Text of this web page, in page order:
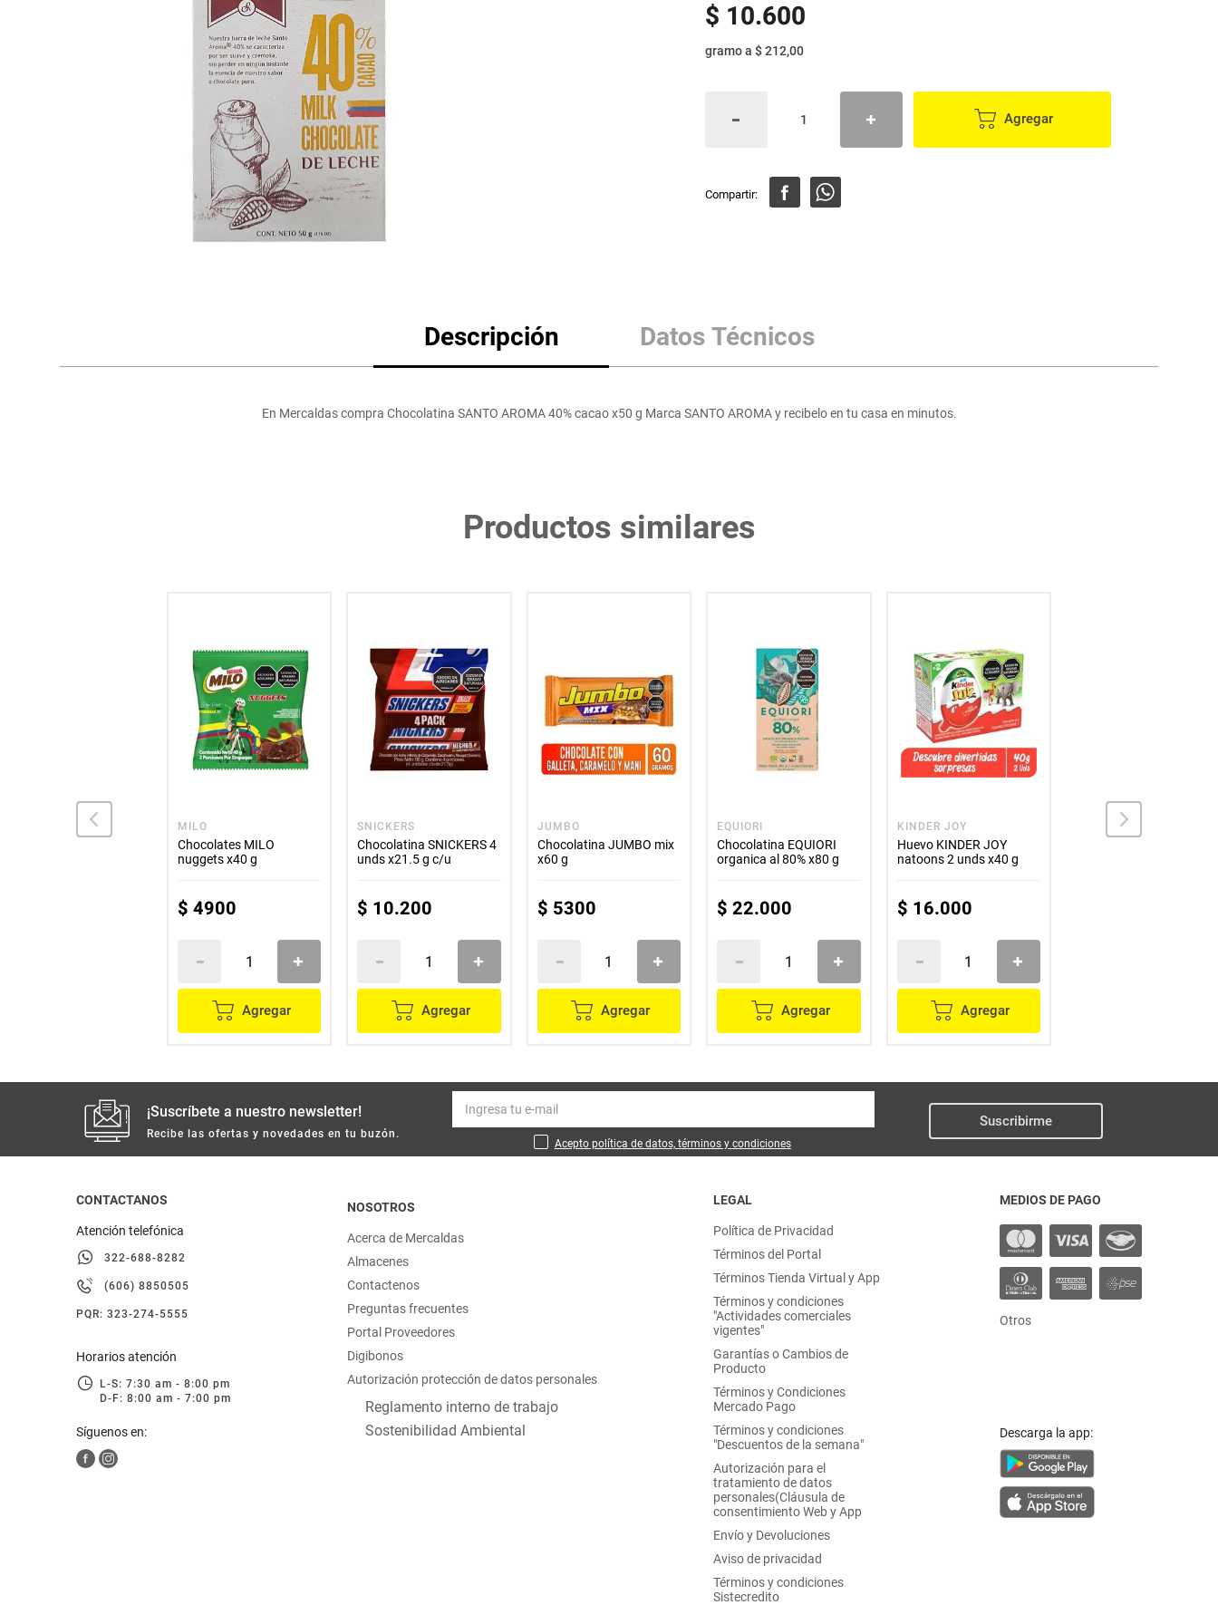
lácteos y refrigerados
otros
$ 10.600
gramoa $ 212,00
Agregar
Descripción Datos Técnicos
En Mercaldas compra Chocolatina SANTO AROMA 40% cacao x50 g Marca SANTO AROMA y recibelo en tu casa en minutos.
Productos similares
MILO
Chocolates MILO
nuggets x40 g
$ 4900
Agregar
SNICKERS
Chocolatina SNICKERS 4
unds x21.5 g c/u
$ 10.200
Agregar
JUMBO
Chocolatina JUMBO mix
x60 g
$ 5300
Agregar
EQUIORI
Chocolatina EQUIORI
organica al 80% x80 g
$ 22.000
Agregar
KINDER JOY
Huevo KINDER JOY
natoons 2 unds x40 g
$ 16.000
Agregar
FERRERO ROCHER
¡Suscríbete a nuestro newsletter!
Recibe las ofertas y novedades en tu buzón.
Acepto política de datos, términos y condiciones
Suscribirme
CONTACTANOS
Atención telefónica
322-688-8282
(606) 8850505
PQR: 323-274-5555
Horarios atención
L-S: 7:30 am - 8:00 pm
D-F: 8:00 am - 7:00 pm
Síguenos en:
NOSOTROS
Acerca de Mercaldas
Almacenes
Contactenos
Preguntas frecuentes
Portal Proveedores
Digibonos
Autorización protección de datos personales
Reglamento interno de trabajo
Sostenibilidad Ambiental
LEGAL
Política de Privacidad
Términos del Portal
Términos Tienda Virtual y App
Términos y condiciones
"Actividades comerciales
vigentes"
Garantías o Cambios de
Producto
Términos y Condiciones
Mercado Pago
Términos y condiciones
"Descuentos de la semana"
Autorización para el
tratamiento de datos
personales(Cláusula de
consentimiento Web y App
Envío y Devoluciones
Aviso de privacidad
Términos y condiciones
Sistecredito
MEDIOS DE PAGO
Otros
Descarga la app:
Mantequilla